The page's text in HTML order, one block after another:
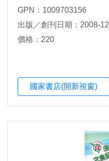
GPN：1009703156
出版／創刊日期：2008-12
價格：220
國家書店(開新視窗)